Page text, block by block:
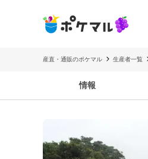
産直・通販のポケマル 生産者一覧
情報